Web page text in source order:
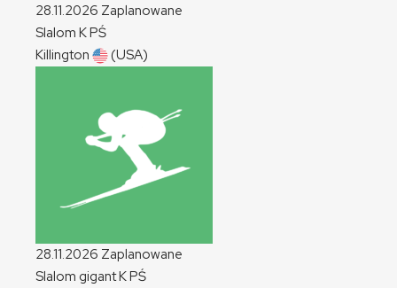
28.11.2026 Zaplanowane
Slalom KPŚ
Killington
(USA)
28.11.2026 Zaplanowane
Slalom gigantKPŚ